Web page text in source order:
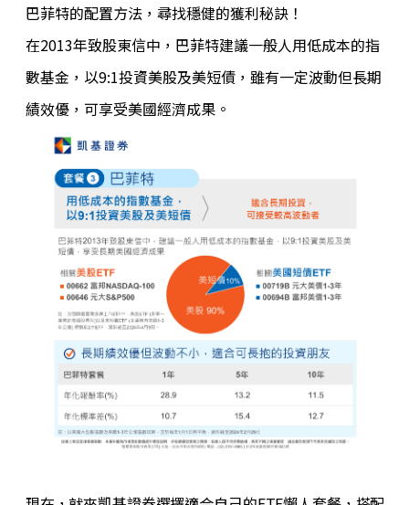
巴菲特的配置方法，尋找穩健的獲利秘訣！
在2013年致股東信中，巴菲特建議一般人用低成本的指
數基金，以9:1投資美股及美短債，雖有一定波動但長期
績效優，可享受美國經濟成果。